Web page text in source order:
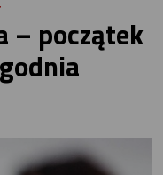
– początek